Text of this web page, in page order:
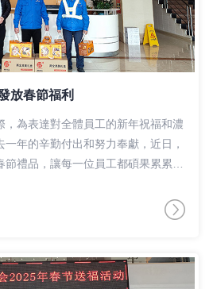
放春節福利
，為表達對全體員工的新年祝福和濃
年的辛勤付出和努力奉獻，近日，
禮品，讓每一位員工都碩果累累辭